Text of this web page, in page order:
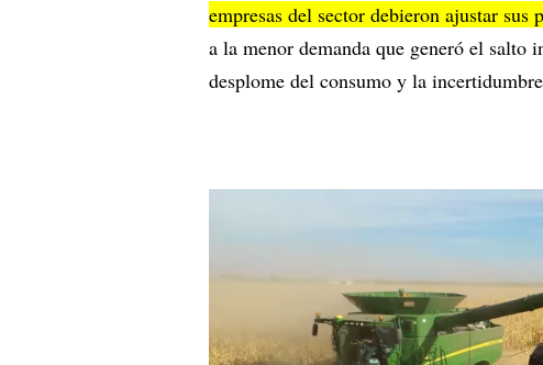
empresas del sector debieron ajustar sus
a la menor demanda que generó el
desplome del consumo y la